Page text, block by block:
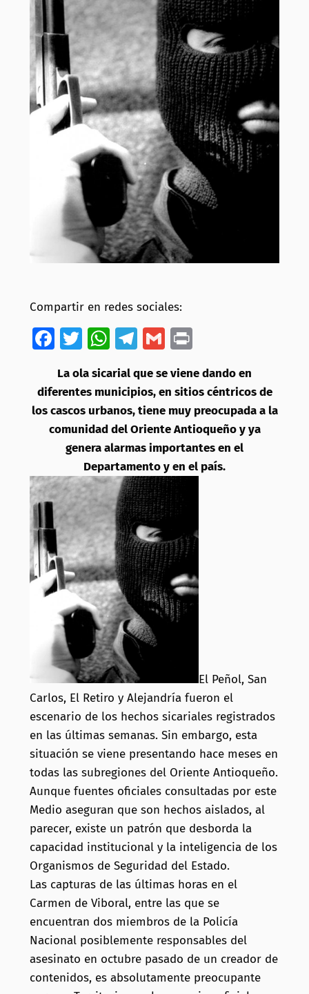
Compartir en redes sociales:
Facebook
Twitter
WhatsApp
Telegram
GmailPrint
La ola sicarial que se viene dando en
diferentes municipios, en sitios céntricos de
los cascos urbanos, tiene muy preocupada a la
comunidad del Oriente Antioqueño y ya
genera alarmas importantes en el
Departamento y en el país.
El Peñol, San
Carlos, El Retiro y Alejandría fueron el
escenario de los hechos sicariales registrados
en las últimas semanas. Sin embargo, esta
situación se viene presentando hace meses en
todas las subregiones del Oriente Antioqueño.
Aunque fuentes oficiales consultadas por este
Medio aseguran que son hechos aislados, al
parecer, existe un patrón que desborda la
capacidad institucional y la inteligencia de los
Organismos de Seguridad del Estado.
Las capturas de las últimas horas en el
Carmen de Viboral, entre las que se
encuentran dos miembros de la Policía
Nacional posiblemente responsables del
asesinato en octubre pasado de un creador de
contenidos, es absolutamente preocupante